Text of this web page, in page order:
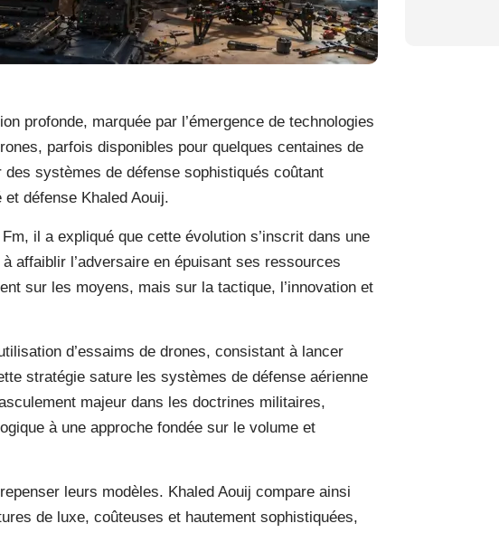
profonde, marquée par l’émergence de technologies
parfois disponibles pour quelques centaines de
systèmes de défense sophistiqués coûtant
défense Khaled Aouij.
il a expliqué que cette évolution s’inscrit dans une
affaiblir l’adversaire en épuisant ses ressources
sur les moyens, mais sur la tactique, l’innovation et
d’essaims de drones, consistant à lancer
stratégie sature les systèmes de défense aérienne
majeur dans les doctrines militaires,
à une approche fondée sur le volume et
leurs modèles. Khaled Aouij compare ainsi
de luxe, coûteuses et hautement sophistiquées,